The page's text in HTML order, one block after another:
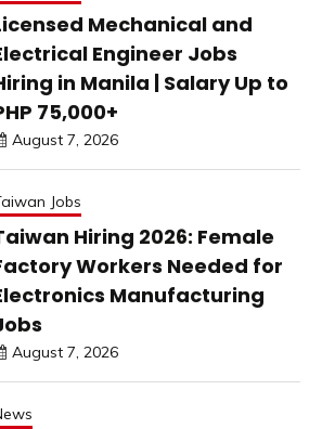
Mechanical and
Engineer Jobs
in Manila | Salary Up to
75,000+
August 7, 2026
Jobs
Hiring 2026: Female
Workers Needed for
Manufacturing
August 7, 2026